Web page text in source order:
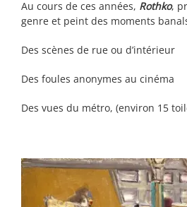
Au cours de ces années, Rothko,
genre et peint des moments
Des scènes de rue ou d’intérieur
Des foules anonymes au cinéma
Des vues du métro, (environ 15